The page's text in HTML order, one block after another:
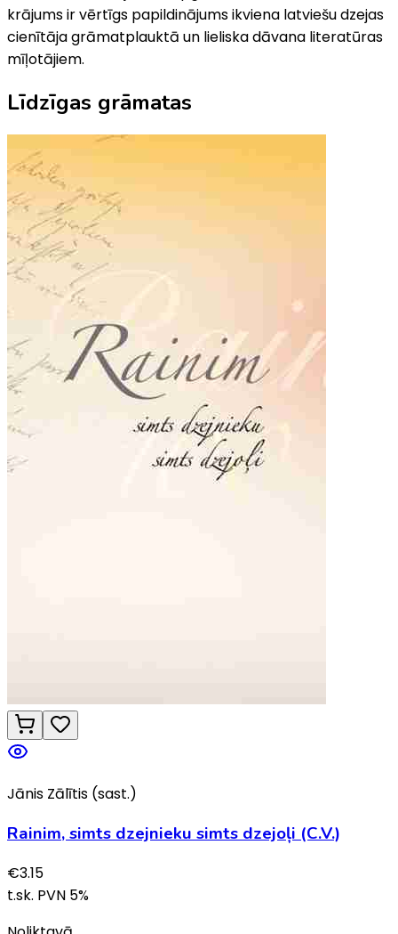
krājums ir vērtīgs papildinājums ikviena latviešu dzejas
cienītāja grāmatplauktā un lieliska dāvana literatūras
mīļotājiem.
Līdzīgas grāmatas
Jānis Zālītis (sast.)
Rainim, simts dzejnieku simts dzejoļi (C.V.)
€3.15
t.sk. PVN 5%